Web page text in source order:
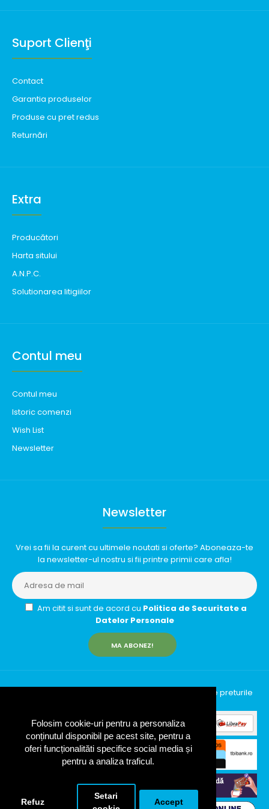
Folosim cookie-uri pentru a personaliza
conținutul disponibil pe acest site, pentru a
oferi funcționalităti specifice social media și
pentru a analiza traficul.
Refuz
Setari
Accept
Suport Clienţi
Contact
Garantia produselor
Produse cu pret redus
Returnări
Extra
Producători
Harta sitului
A.N.P.C.
Solutionarea litigiilor
Contul meu
Contul meu
Istoric comenzi
Wish List
Newsletter
Newsletter
Vrei sa fii la curent cu ultimele noutati si oferte? Aboneaza-te
la newsletter-ul nostru si fii printre primii care afla!
Am citit si sunt de acord cu Politica de Securitate a
Datelor Personale
MA ABONEZ!
InfinityRun © 2026 Toate drepturile rezervate | Toate preturile